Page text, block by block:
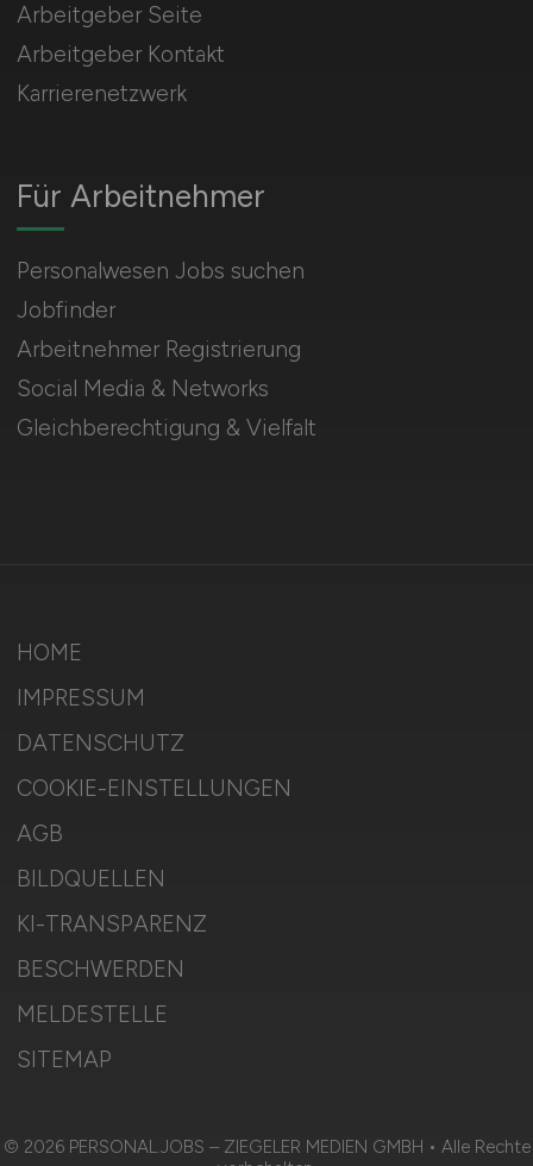
Für Arbeitnehmer
Personalwesen Jobs suchen
Jobfinder
Arbeitnehmer Registrierung
Social Media & Networks
Gleichberechtigung & Vielfalt
Arbeitgeber Seite
Arbeitgeber Kontakt
Karrierenetzwerk
HOME
IMPRESSUM
DATENSCHUTZ
COOKIE-EINSTELLUNGEN
AGB
BILDQUELLEN
KI-TRANSPARENZ
BESCHWERDEN
MELDESTELLE
SITEMAP
© 2026 PERSONAL.JOBS – ZIEGELER MEDIEN GMBH • Alle Rechte